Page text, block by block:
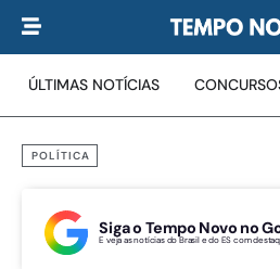
ÚLTIMAS NOTÍCIAS
POLÍTICA
Siga o Tempo Novo no
E veja as notícias do Brasil e do ES com